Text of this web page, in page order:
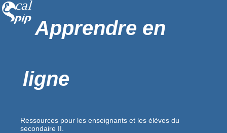
Apprendre en
ligne
Ressources pour les enseignants et les élèves du
secondaire II.